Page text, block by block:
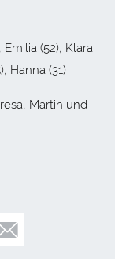
Emilia (52), Klara
Hanna (31)
Martin und